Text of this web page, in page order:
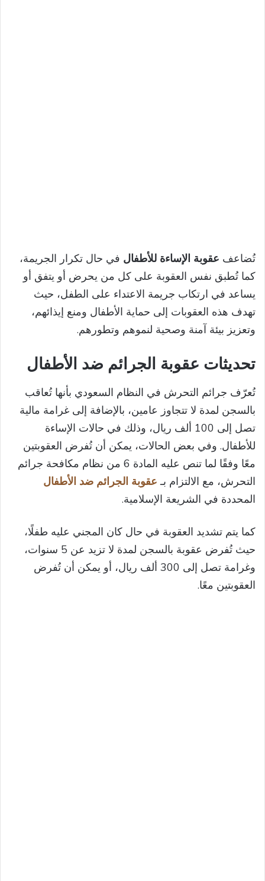
تُضاعف عقوبة الإساءة للأطفال في حال تكرار الجريمة،
كما تُطبق نفس العقوبة على كل من يحرض أو يتفق أو
يساعد في ارتكاب جريمة الاعتداء على الطفل، حيث
تهدف هذه العقوبات إلى حماية الأطفال ومنع إيذائهم،
وتعزيز بيئة آمنة وصحية لنموهم وتطورهم.
تحديثات عقوبة الجرائم ضد الأطفال
تُعرّف جرائم التحرش في النظام السعودي بأنها تُعاقب
بالسجن لمدة لا تتجاوز عامين، بالإضافة إلى غرامة مالية
تصل إلى 100 ألف ريال، وذلك في حالات الإساءة
للأطفال. وفي بعض الحالات، يمكن أن تُفرض العقوبتين
معًا وفقًا لما تنص عليه المادة 6 من نظام مكافحة جرائم
التحرش، مع الالتزام بـ عقوبة الجرائم ضد الأطفال
المحددة في الشريعة الإسلامية.
كما يتم تشديد العقوبة في حال كان المجني عليه طفلًا،
حيث تُفرض عقوبة بالسجن لمدة لا تزيد عن 5 سنوات،
وغرامة تصل إلى 300 ألف ريال، أو يمكن أن تُفرض
العقوبتين معًا.